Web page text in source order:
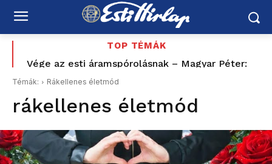
TOP TÉMÁK
Vége az esti áramspórolásnak – Magyar Péter:
péntektől nincs szükség az önkéntes
48 éves Ikarus tér vissza Siófokra – négy napon át
jár a nosztalgiabusz
Témák: Rákellenes életmód
rákellenes életmód